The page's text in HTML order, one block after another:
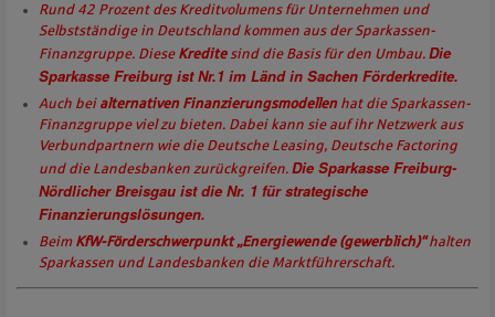
Rund 42 Prozent des Kreditvolumens für Unternehmen und
Selbstständige in Deutschland kommen aus der Sparkassen-
Finanzgruppe. Diese Kreditesind die Basis für den Umbau. Die
Sparkasse Freiburg ist Nr.1 im Länd in Sachen Förderkredite.
Auch bei alternativen Finanzierungsmodellenhat die Sparkassen-
Finanzgruppe viel zu bieten. Dabei kann sie auf ihr Netzwerk aus
Verbundpartnern wie die Deutsche Leasing, Deutsche Factoring
und die Landesbanken zurückgreifen. Die Sparkasse Freiburg-
Nördlicher Breisgau ist die Nr. 1 für strategische
Finanzierungslösungen.
Beim KfW-Förderschwerpunkt „Energiewende (gewerblich)“halten
Sparkassen und Landesbanken die Marktführerschaft.